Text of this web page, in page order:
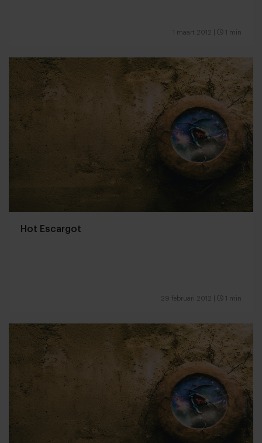
1 maart 2012 1 min
Hot Escargot
29 februari 2012 1 min